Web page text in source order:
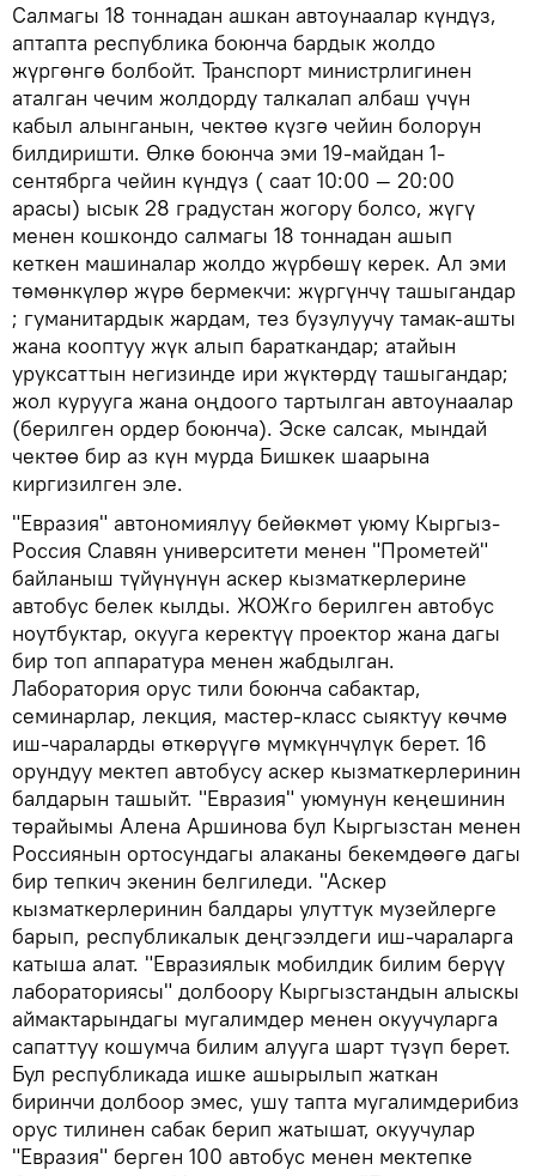
Салмагы 18 тоннадан ашкан автоунаалар күндүз,
аптапта республика боюнча бардык жолдо
жүргөнгө болбойт. Транспорт министрлигинен
аталган чечим жолдорду талкалап албаш үчүн
кабыл алынганын, чектөө күзгө чейин болорун
билдиришти. Өлкө боюнча эми 19-майдан 1-
сентябрга чейин күндүз ( саат 10:00 — 20:00
арасы) ысык 28 градустан жогору болсо, жүгү
менен кошкондо салмагы 18 тоннадан ашып
кеткен машиналар жолдо жүрбөшү керек. Ал эми
төмөнкүлөр жүрө бермекчи: жүргүнчү ташыгандар
; гуманитардык жардам, тез бузулуучу тамак-ашты
жана кооптуу жүк алып бараткандар; атайын
уруксаттын негизинде ири жүктөрдү ташыгандар;
жол курууга жана оңдоого тартылган автоунаалар
(берилген ордер боюнча). Эске салсак, мындай
чектөө бир аз күн мурда Бишкек шаарына
киргизилген эле.
"Евразия" автономиялуу бейөкмөт уюму Кыргыз-
Россия Славян университети менен "Прометей"
байланыш түйүнүнүн аскер кызматкерлерине
автобус белек кылды. ЖОЖго берилген автобус
ноутбуктар, окууга керектүү проектор жана дагы
бир топ аппаратура менен жабдылган.
Лаборатория орус тили боюнча сабактар,
семинарлар, лекция, мастер-класс сыяктуу көчмө
иш-чараларды өткөрүүгө мүмкүнчүлүк берет. 16
орундуу мектеп автобусу аскер кызматкерлеринин
балдарын ташыйт. "Евразия" уюмунун кеңешинин
төрайымы Алена Аршинова бул Кыргызстан менен
Россиянын ортосундагы алаканы бекемдөөгө дагы
бир тепкич экенин белгиледи. "Аскер
кызматкерлеринин балдары улуттук музейлерге
барып, республикалык деңгээлдеги иш-чараларга
катыша алат. "Евразиялык мобилдик билим берүү
лабораториясы" долбоору Кыргызстандын алыскы
аймактарындагы мугалимдер менен окуучуларга
сапаттуу кошумча билим алууга шарт түзүп берет.
Бул республикада ишке ашырылып жаткан
биринчи долбоор эмес, ушу тапта мугалимдерибиз
орус тилинен сабак берип жатышат, окуучулар
"Евразия" берген 100 автобус менен мектепке